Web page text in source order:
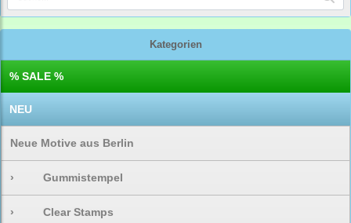
Kategorien
% SALE %
NEU
Neue Motive aus Berlin
› Gummistempel
› Clear Stamps